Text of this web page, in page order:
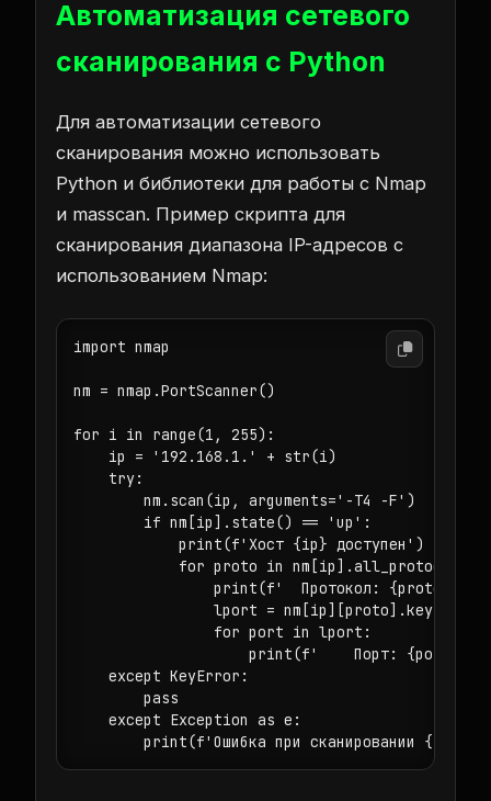
Автоматизация сетевого
сканирования с Python
Для автоматизации сетевого
сканирования можно использовать
Python и библиотеки для работы с Nmap
и masscan. Пример скрипта для
сканирования диапазона IP-адресов с
использованием Nmap:
import nmap
nm = nmap.PortScanner()
for i in range(1, 255):
    ip = '192.168.1.' + str(i)
    try:
        nm.scan(ip, arguments='-T4 -F')
        if nm[ip].state() == 'up':
            print(f'Хост {ip} доступен')
for proto in
                print(f'  Протокол: {proto}')
                lport = nm[ip][proto].keys()
                for port in lport:
print(f'    Порт: {port},
    except KeyError:
        pass
    except Exception as e:
print(f'Ошибка при сканировании {ip}: